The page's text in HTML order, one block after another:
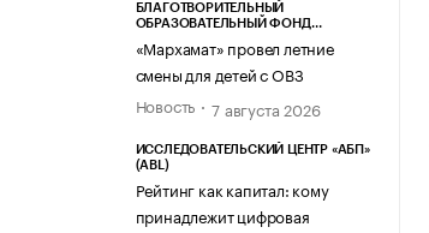
БЛАГОТВОРИТЕЛЬНЫЙ
ОБРАЗОВАТЕЛЬНЫЙ ФОНД
«Мархамат» провел летние
смены для детей с ОВЗ
Новость
7 августа 2026
ИССЛЕДОВАТЕЛЬСКИЙ ЦЕНТР «АБП»
(ABL)
Рейтинг как капитал: кому
принадлежит цифровая